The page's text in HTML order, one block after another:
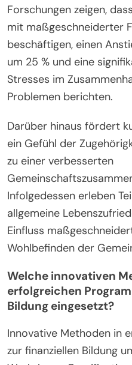
Forschungen zeigen,
mit maßgeschneiderter
beschäftigen, einen
um 25 % und eine
Stresses im
Problemen berichten.
Darüber hinaus fördert
ein Gefühl der
zu einer verbesserten
Infolgedessen erleben
allgemeine
Einfluss
Wohlbefinden der
Welche innovativen
erfolgreichen
Bildung eingesetzt?
Innovative Methoden in
zur finanziellen Bildung